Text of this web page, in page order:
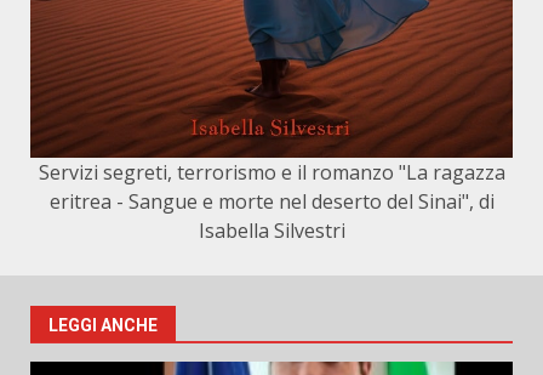
Servizi segreti, terrorismo e il romanzo "La ragazza
eritrea - Sangue e morte nel deserto del Sinai", di
Isabella Silvestri
LEGGI ANCHE